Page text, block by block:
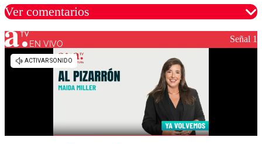
Ver comentarios
Los comentarios son moderados para garantizar un
diálogo respetuoso.
EN VIVO Señal 1